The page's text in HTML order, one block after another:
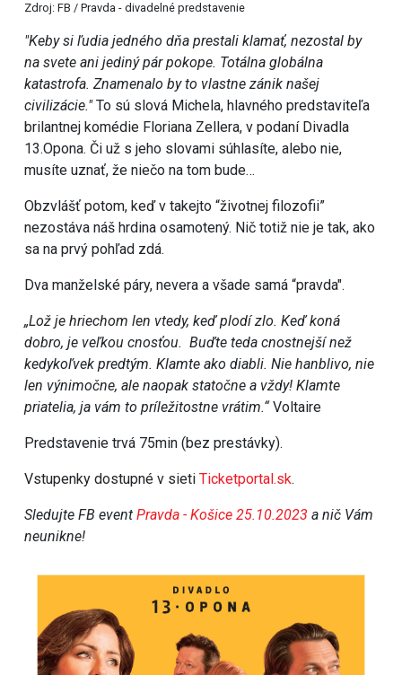
Zdroj: FB / Pravda - divadelné predstavenie
"Keby si ľudia jedného dňa prestali klamať, nezostal by
na svete ani jediný pár pokope. Totálna globálna
katastrofa. Znamenalo by to vlastne zánik našej
civilizácie."To sú slová Michela, hlavného predstaviteľa
brilantnej komédie Floriana Zellera, v podaní Divadla
13.Opona. Či už s jeho slovami súhlasíte, alebo nie,
musíte uznať, že niečo na tom bude…
Obzvlášť potom, keď v takejto “životnej filozofii”
nezostáva náš hrdina osamotený. Nič totiž nie je tak, ako
sa na prvý pohľad zdá.
Dva manželské páry, nevera a všade samá “pravda".
„Lož je hriechom len vtedy, keď plodí zlo. Keď koná
dobro, je veľkou cnosťou. Buďte teda cnostnejší než
kedykoľvek predtým. Klamte ako diabli. Nie hanblivo, nie
len výnimočne, ale naopak statočne a vždy! Klamte
priatelia, ja vám to príležitostne vrátim.“ Voltaire
Predstavenie trvá 75min (bez prestávky).
Vstupenky dostupné v sieti Ticketportal.sk.
Sledujte FB event Pravda - Košice 25.10.2023 a nič Vám
neunikne!